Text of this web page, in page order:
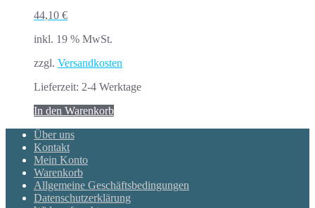
44,10 €
inkl. 19 % MwSt.
zzgl. Versandkosten
Lieferzeit: 2-4 Werktage
In den Warenkorb
Über uns
Kontakt
Mein Konto
Warenkorb
Allgemeine Geschäftsbedingungen
Datenschutzerklärung